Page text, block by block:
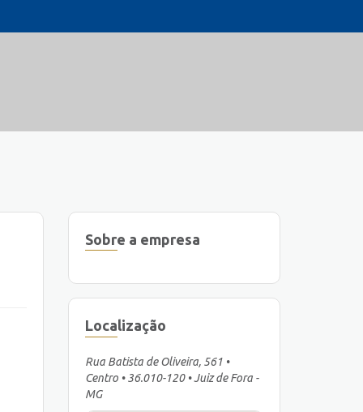
Sobre a empresa
Localização
Rua Batista de Oliveira, 561 •
Centro • 36.010-120 • Juiz de Fora -
MG